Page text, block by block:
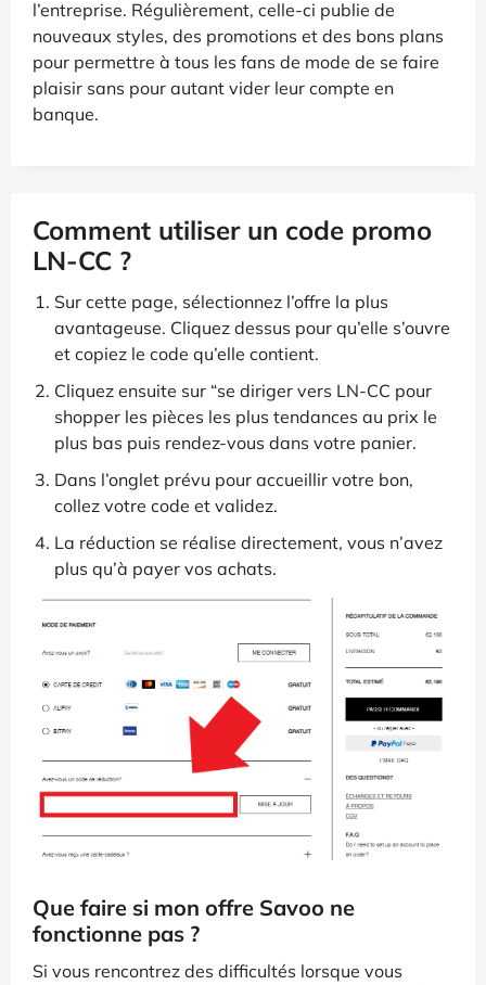
l’entreprise. Régulièrement, celle-ci publie de
nouveaux styles, des promotions et des bons plans
pour permettre à tous les fans de mode de se faire
plaisir sans pour autant vider leur compte en
banque.
Comment utiliser un code promo
LN-CC ?
Sur cette page, sélectionnez l’offre la plus
avantageuse. Cliquez dessus pour qu’elle s’ouvre
et copiez le code qu’elle contient.
Cliquez ensuite sur “se diriger vers LN-CC pour
shopper les pièces les plus tendances au prix le
plus bas puis rendez-vous dans votre panier.
Dans l’onglet prévu pour accueillir votre bon,
collez votre code et validez.
La réduction se réalise directement, vous n’avez
plus qu’à payer vos achats.
Que faire si mon offre Savoo ne
fonctionne pas ?
Si vous rencontrez des difficultés lorsque vous